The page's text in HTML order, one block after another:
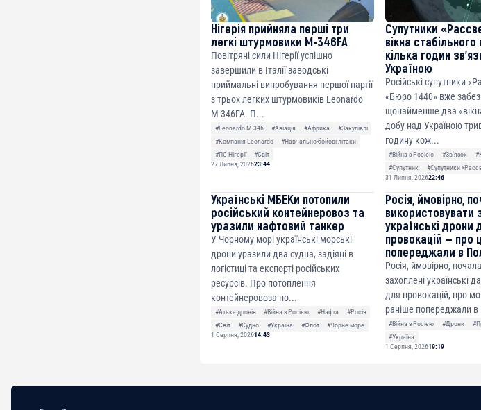
Нігерія прийняла перші три
легкі штурмовики M-346FA
Повітряні сили Нігерії успішно
завершили в Італії заводські
приймальні випробування першої партії
з трьох легких штурмовиків Leonardo
M-346FA. П...
#Leonardo M-346 #Авіація #Африка
#Закупівлі
#Компанія Leonardo
#Навчально-бойові літаки
#ПС Нігерії
#Світ
27 Липня, 202623:44
Супутники
вікна
кілька годин
Україною
Російські супутники
«Бюро 1440» вже
щонайменше два
добу над Україною
годину кож...
#Війна з Росією #Звʼязок
#Супутник
#Супутники
31 Липня, 202622:46
Українські МБЕКи потопили
російський контейнеровоз та
уразили нафтовий танкер
У Чорному морі українські морські
дрони уразили два судна, задіяні в
логістиці та експорті російських
ресурсів. Про потоплення
контейнеровоза по...
#Атака дронів #Війна з Росією #Нафта
#Росія
#Світ
#Судно #Україна #Флот
#Чорне море
1 Серпня, 202614:43
Росія, ймовірно,
використовувати
українські дрони
провокацій — про
попереджали в
Росія, ймовірно,
захоплені українські
для провокацій, про
раніше попереджали
#Війна з Росією #Дрони
#Україна
1 Серпня, 202619:19